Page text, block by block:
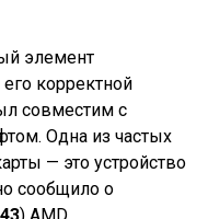
элемент
корректной
совместим с
Одна из частых
— это устройство
сообщило о